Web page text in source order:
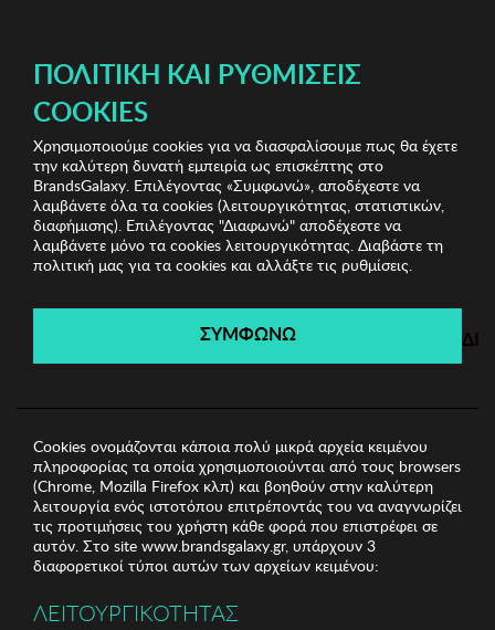
Winona Sunglasses Ανδρικά Γυαλιά Ηλίου
Ανδρικά
Γυαλιά Ηλίου Winona
Winona Sunglasses
Λήγει σε: 00ημέρες | 00ώρες 00λεπτά 00δευτ.
ΠΟΛΙΤΙΚΉ ΚΑΙ ΡΥΘΜΊΣΕΙΣ
COOKIES
Χρησιμοποιούμε cookies για να διασφαλίσουμε πως θα έχετε
την καλύτερη δυνατή εμπειρία ως επισκέπτης στο
BrandsGalaxy. Επιλέγοντας «Συμφωνώ», αποδέχεστε να
λαμβάνετε όλα τα cookies (λειτουργικότητας, στατιστικών,
διαφήμισης). Επιλέγοντας "Διαφωνώ" αποδέχεστε να
λαμβάνετε μόνο τα cookies λειτουργικότητας. Διαβάστε τη
πολιτική μας για τα cookies και αλλάξτε τις ρυθμίσεις.
ΣΥΜΦΩΝΩ
Cookies ονομάζονται κάποια πολύ μικρά αρχεία κειμένου
πληροφορίας τα οποία χρησιμοποιούνται από τους browsers
(Chrome, Mozilla Firefox κλπ) και βοηθούν στην καλύτερη
λειτουργία ενός ιστοτόπου επιτρέποντάς του να αναγνωρίζει
τις προτιμήσεις του χρήστη κάθε φορά που επιστρέφει σε
αυτόν. Στο site www.brandsgalaxy.gr, υπάρχουν 3
διαφορετικοί τύποι αυτών των αρχείων κειμένου:
ΛΕΙΤΟΥΡΓΙΚΟΤΗΤΑΣ